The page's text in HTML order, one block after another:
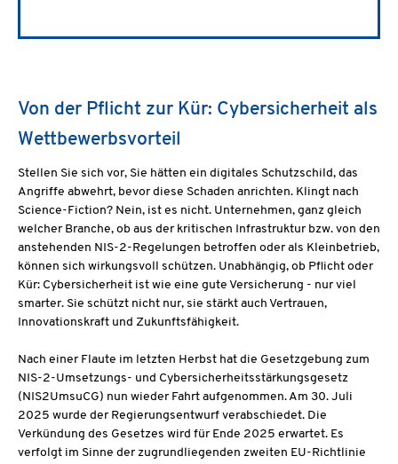
Von der Pflicht zur Kür: Cybersicherheit als
Wettbewerbsvorteil
Stellen Sie sich vor, Sie hätten ein digitales Schutzschild, das
Angriffe abwehrt, bevor diese Schaden anrichten. Klingt nach
Science-Fiction? Nein, ist es nicht. Unternehmen, ganz gleich
welcher Branche, ob aus der kritischen Infrastruktur bzw. von den
anstehenden NIS-2-Regelungen betroffen oder als Kleinbetrieb,
können sich wirkungsvoll schützen. Unabhängig, ob Pflicht oder
Kür: Cybersicherheit ist wie eine gute Versicherung - nur viel
smarter. Sie schützt nicht nur, sie stärkt auch Vertrauen,
Innovationskraft und Zukunftsfähigkeit.
Nach einer Flaute im letzten Herbst hat die Gesetzgebung zum
NIS-2-Umsetzungs- und Cybersicherheitsstärkungsgesetz
(NIS2UmsuCG) nun wieder Fahrt aufgenommen. Am 30. Juli
2025 wurde der Regierungsentwurf verabschiedet. Die
Verkündung des Gesetzes wird für Ende 2025 erwartet. Es
verfolgt im Sinne der zugrundliegenden zweiten EU-Richtlinie